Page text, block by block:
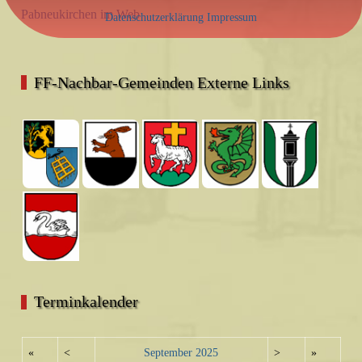
Pabneukirchen im Web
FF-Nachbar-Gemeinden Externe Links
Terminkalender
« < September 2025 > »
Datenschutzerklärung Impressum